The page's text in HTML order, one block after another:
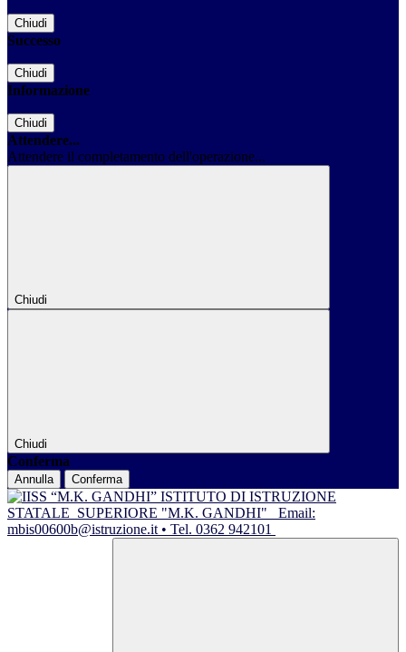
Chiudi
Successo
Chiudi
Informazione
Chiudi
Attendere...
Attendere il completamento dell'operazione...
Chiudi
Chiudi
Conferma
Annulla Conferma
ISTITUTO DI ISTRUZIONE
STATALE SUPERIORE "M.K. GANDHI"
Email:
mbis00600b@istruzione.it • Tel. 0362 942101